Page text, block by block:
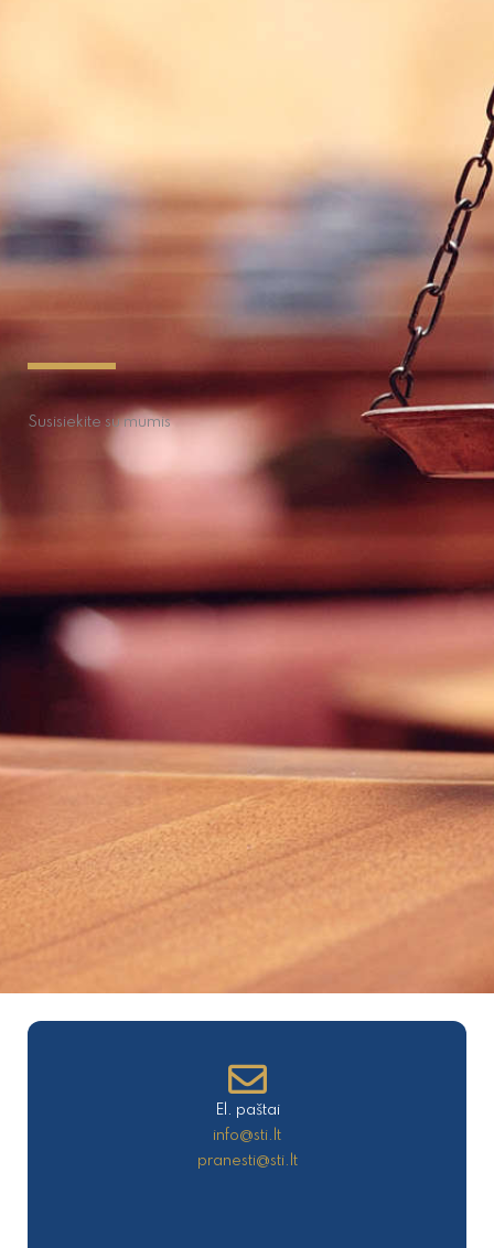
Susisiekite su mumis
El. paštai
info@sti.lt
pranesti@sti.lt